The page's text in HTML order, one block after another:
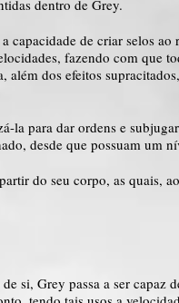
dentro de Grey.
de criar selos ao
fazendo com que
dos efeitos
la para dar ordens e
desde que possuam um
do seu corpo, as quais,
si, Grey passa a ser capaz